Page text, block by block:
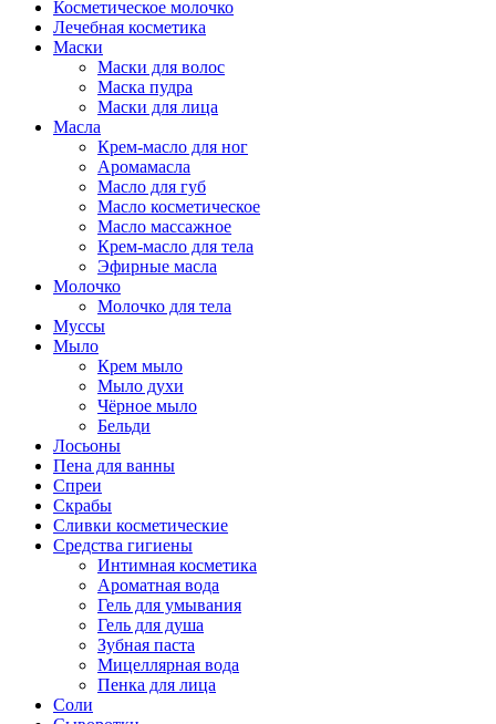
Косметическое молочко
Лечебная косметика
Маски
Маски для волос
Маска пудра
Маски для лица
Масла
Крем-масло для ног
Аромамасла
Масло для губ
Масло косметическое
Масло массажное
Крем-масло для тела
Эфирные масла
Молочко
Молочко для тела
Муссы
Мыло
Крем мыло
Мыло духи
Чёрное мыло
Бельди
Лосьоны
Пена для ванны
Спреи
Скрабы
Сливки косметические
Средства гигиены
Интимная косметика
Ароматная вода
Гель для умывания
Гель для душа
Зубная паста
Мицеллярная вода
Пенка для лица
Соли